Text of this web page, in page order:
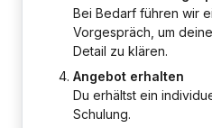
Bei Bedarf führen wir
Vorgespräch, um
Detail zu klären.
Angebot erhalten
Du erhältst ein
Schulung.